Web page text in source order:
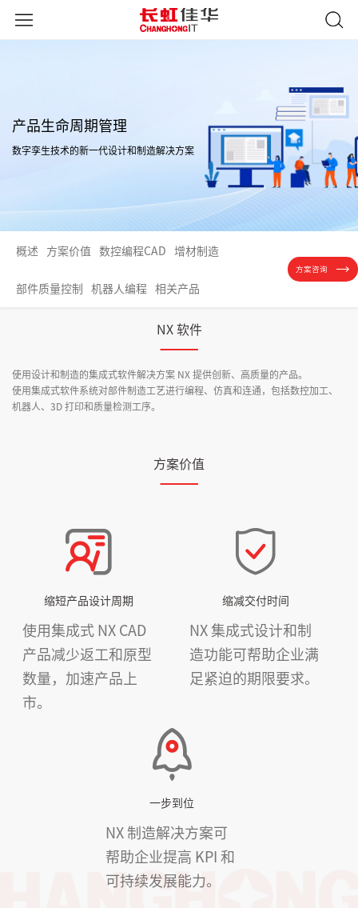
产品生命周期管理
数字孪生技术的新一代设计和制造解决方案
概述 方案价值 数控编程CAD 增材制造
部件质量控制 机器人编程 相关产品
方案咨询
NX 软件
使用设计和制造的集成式软件解决方案 NX 提供创新、高质量的产品。
使用集成式软件系统对部件制造工艺进行编程、仿真和连通，包括数控加工、
机器人、3D 打印和质量检测工序。
方案价值
缩短产品设计周期
使用集成式 NX CAD
产品减少返工和原型
数量，加速产品上
市。
缩减交付时间
NX 集成式设计和制
造功能可帮助企业满
足紧迫的期限要求。
一步到位
NX 制造解决方案可
帮助企业提高 KPI 和
可持续发展能力。